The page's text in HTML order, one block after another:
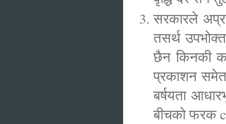
सरकारले
तसर्थ
छैन किनकी
प्रकाशन
बर्षयता
बीचको फरक